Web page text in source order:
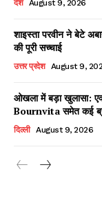
X
Read
देश August 9, 2026
शाइस्ता परवीन ने बेटे
की पूरी सच्चाई
उत्तर प्रदेश August 9,
ओखला में बड़ा खुलासा:
Bournvita समेत कई
दिल्ली August 9, 2026